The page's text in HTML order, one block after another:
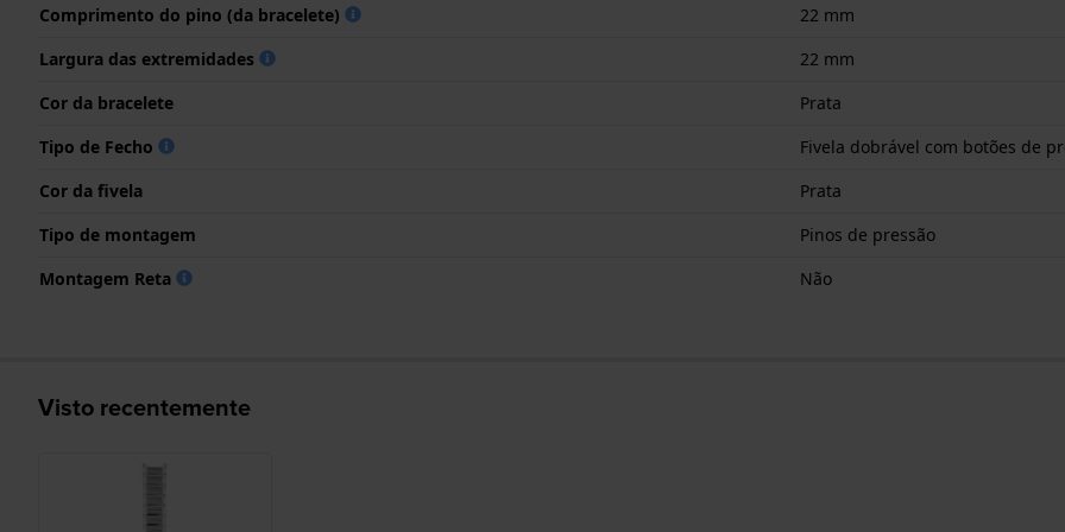
Comprimento do pino (da bracelete)
22 mm
Largura das extremidades
22 mm
Cor da bracelete
Prata
Tipo de Fecho
Fivela dobrável com botões de
Cor da fivela
Prata
Tipo de montagem
Pinos de pressão
Montagem Reta
Não
Visto recentemente